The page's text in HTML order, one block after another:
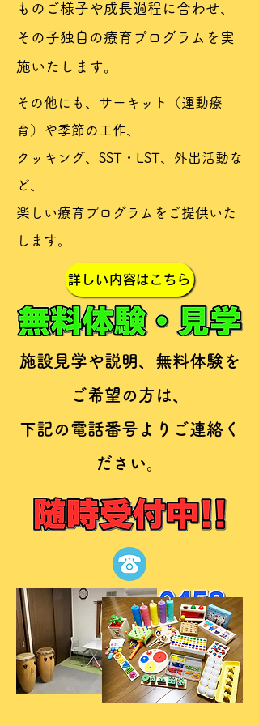
ものご様子や成長過程に合わせ、​
その子独自の療育プログラムを実
施いたします。
その他にも、サーキット（運動療
育）や季節の工作、
クッキング、SST・LST、外出活動な
ど、
​楽しい療育プログラムをご提供いた
します。
詳しい内容はこちら
施設見学や説明、無料体験を
ご希望の方は、
​下記の電話番号よりご連絡く
ださい。